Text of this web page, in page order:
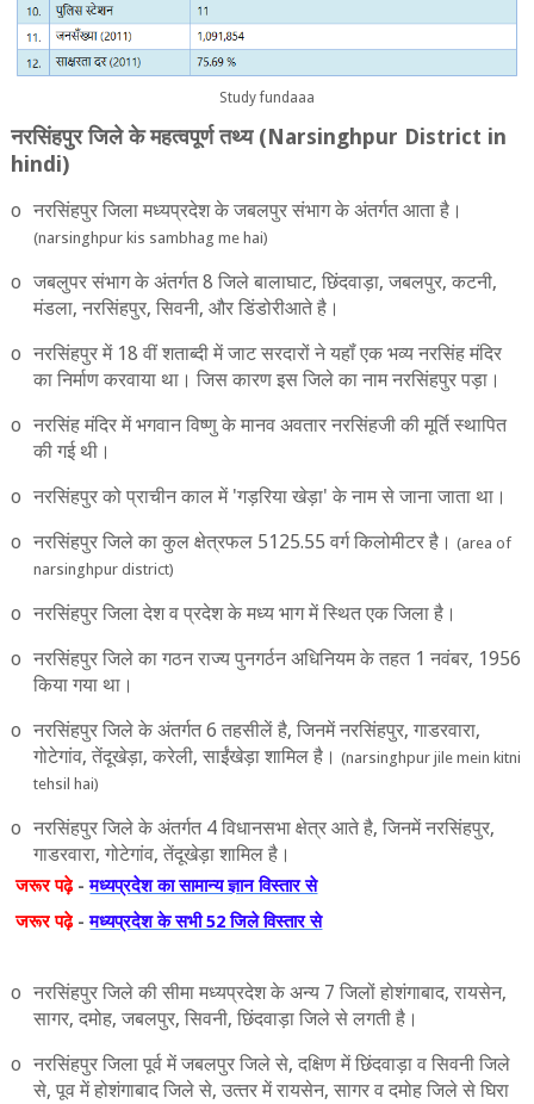
Study fundaaa
नरसिंहपुर जिले के महत्‍वपूर्ण तथ्‍य (Narsinghpur District in
hindi)
o नरसिंहपुर जिला मध्‍यप्रदेश के जबलपुर संभाग के अंतर्गत आता है।
(narsinghpur kis sambhag me hai)
o जबलुपर संभाग के अंतर्गत 8 जिले बालाघाट, छिंदवाड़ा, जबलपुर, कटनी,
मंडला, नरसिंहपुर, सिवनी, और डिंडोरीआते है।
o नरसिंहपुर में 18 वीं शताब्‍दी में जाट सरदारों ने यहॉं एक भव्‍य नरसिंह मंदिर
का निर्माण करवाया था। जिस कारण इस जिले का नाम नरसिंहपुर पड़ा।
o नरसिंह मंदिर में भगवान विष्‍णु के मानव अवतार नरसिंहजी की मूर्ति स्‍थापित
की गई थी।
o नरसिंहपुर को प्राचीन काल में 'गड़रिया खेड़ा' के नाम से जाना जाता था।
o नरसिंहपुर जिले का कुल क्षेत्रफल 5125.55 वर्ग किलोमीटर है। (area of
narsinghpur district)
o नरसिंहपुर जिला देश व प्रदेश के मध्‍य भाग में स्थित एक जिला है।
o नरसिंहपुर जिले का गठन राज्‍य पुनगर्ठन अधिनियम के तहत 1 नवंबर, 1956
किया गया था।
o नरसिंहपुर जिले के अंतर्गत6 तहसीलें है, जिनमें नरसिंहपुर, गाडरवारा,
गोटेगांव, तेंदूखेड़ा, करेली, साईंखेड़ा शामिल है। (narsinghpur jile mein kitni
tehsil hai)
o नरसिंहपुर जिले के अंतर्गत 4विधानसभा क्षेत्र आते है, जिनमें नरसिंहपुर,
गाडरवारा, गोटेगांव, तेंदूखेड़ा शामिल है।
जरूर पढ़े -मध्‍यप्रदेश का सामान्‍य ज्ञान विस्‍तार से
जरूर पढ़े -मध्‍यप्रदेश के सभी 52 जिले विस्‍तार से
o नरसिंहपुर जिले की सीमा मध्‍यप्रदेश के अन्‍य 7 जिलों होशंगाबाद, रायसेन,
सागर, दमोह, जबलपुर, सिवनी, छिंदवाड़ा जिले से लगती है।
o नरसिंहपुर जिला पूर्व में जबलपुर जिले से, दक्षिण में छिंदवाड़ा व सिवनी जिले
से, पूव में होशंगाबाद जिले से, उत्‍तर में रायसेन, सागर व दमोह जिले से घिरा